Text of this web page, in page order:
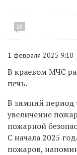
10
1 февраля 2025 9:10
В краевом МЧС
печь.
В зимний период
увеличение
пожарной
С начала 2025
пожаров,